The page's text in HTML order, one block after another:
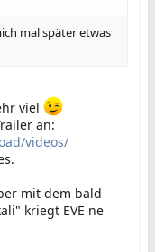
mal später etwas
viel
an:
videos/
mit dem bald
kriegt EVE ne